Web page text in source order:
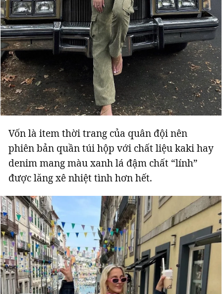
Vốn là item thời trang của quân đội nên
phiên bản quần túi hộp với chất liệu kaki hay
denim mang màu xanh lá đậm chất “lính”
được lăng xê nhiệt tình hơn hết.